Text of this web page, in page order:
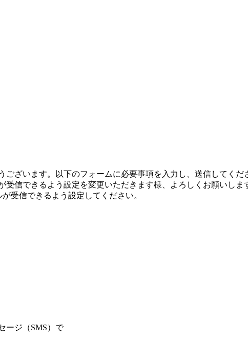
ざいます。以下のフォームに必要事項を入力し、送信してくだ
信できるよう設定を変更いただきます様、よろしくお願いしま
受信できるよう設定してください。
ージ（SMS）で